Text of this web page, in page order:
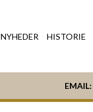
NYHEDER HISTORIE
EMAIL: